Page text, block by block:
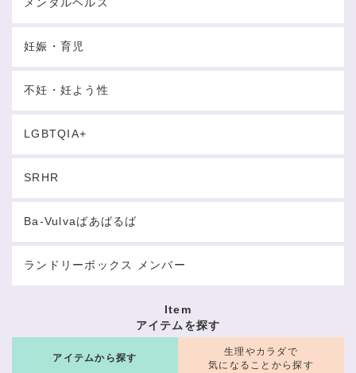
妊娠・育児
不妊・妊よう性
LGBTQIA+
SRHR
Ba-Vulvaばあばるば
ランドリーボックス メンバー
Item
アイテムを探す
アイテムから探す
生理やカラダで
気になることから探す